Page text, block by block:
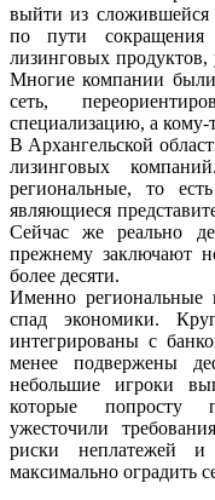
выйти из
по пути сокращения
лизинговых
Многие компании
сеть,
специализацию, а
В Архангельской
лизинговых
региональные, то
являющиеся
Сейчас же реально
прежнему заключают
более десяти.
Именно региональные
спад экономики.
интегрированы с
менее подвержены
небольшие игроки
которые попросту
ужесточили
риски неплатежей и
максимально оградить